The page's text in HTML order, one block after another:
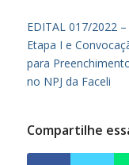
EDITAL 017/2022
Etapa I e
para
no NPJ da Faceli
Compartilhe